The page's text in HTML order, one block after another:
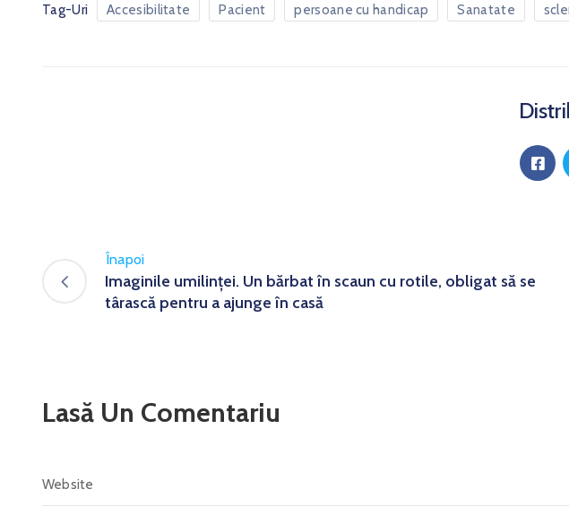
Tag-Uri Accesibilitate Pacient persoane cu handicap Sanatate
Înapoi
Imaginile umilinței. Un bărbat în scaun cu rotile, obligat să se
târască pentru a ajunge în casă
Lasă Un Comentariu